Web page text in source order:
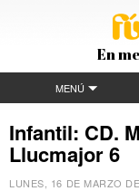
En
MENÚ
Infantil: CD.
Llucmajor 6
LUNES, 16 DE MARZO